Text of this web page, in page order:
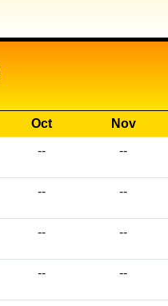
Oct Nov
-- --
-- --
-- --
-- --